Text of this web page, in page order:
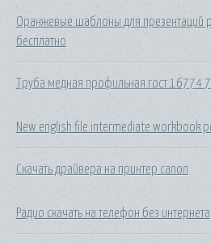
Оранжевые шаблоны для презентаций
бесплатно
Труба медная профильная гост 16774
New english file intermediate workbook
Скачать драйвера на принтер canon
Радио скачать на телефон без интернета